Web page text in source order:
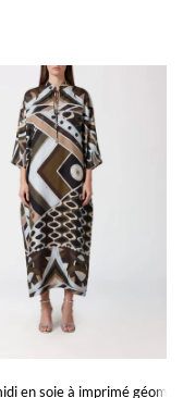
en soie à imprimé